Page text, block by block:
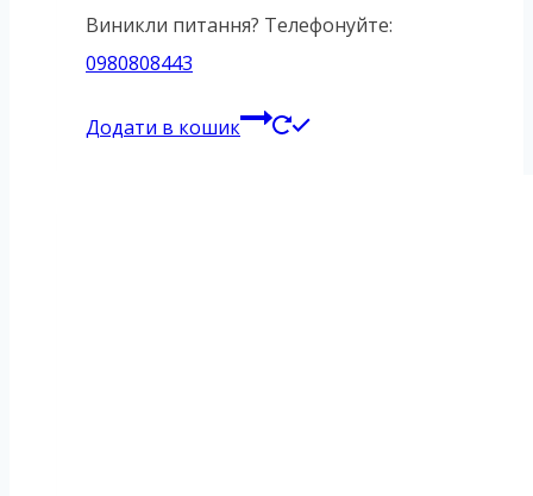
Виникли питання? Телефонуйте:
0980808443
Додати в кошик